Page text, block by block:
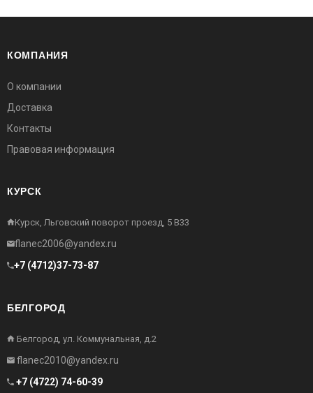
КОМПАНИЯ
О компании
Доставка
Контакты
Правовая информация
КУРСК
Курск, Льговский поворот проезд, 5 В33
flanec2006@yandex.ru
+7 (4712)37-73-87
БЕЛГОРОД
Белгород, ул. Коммунальная, д.2
flanec2010@yandex.ru
+7 (4722) 74-60-39